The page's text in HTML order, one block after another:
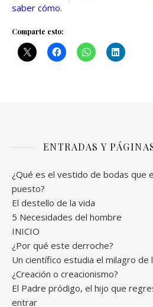
saber cómo.
Comparte esto:
ENTRADAS Y
¿Qué es el vestido de bodas que
puesto?
El destello de la vida
5 Necesidades del hombre
INICIO
¿Por qué este derroche?
Un científico estudia el milagro de
¿Creación o creacionismo?
El Padre pródigo, el hijo que
entrar